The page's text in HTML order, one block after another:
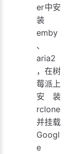
er中安
装
emby
、
aria2
，在树
莓派上
安装
rclone
并挂载
Googl
e